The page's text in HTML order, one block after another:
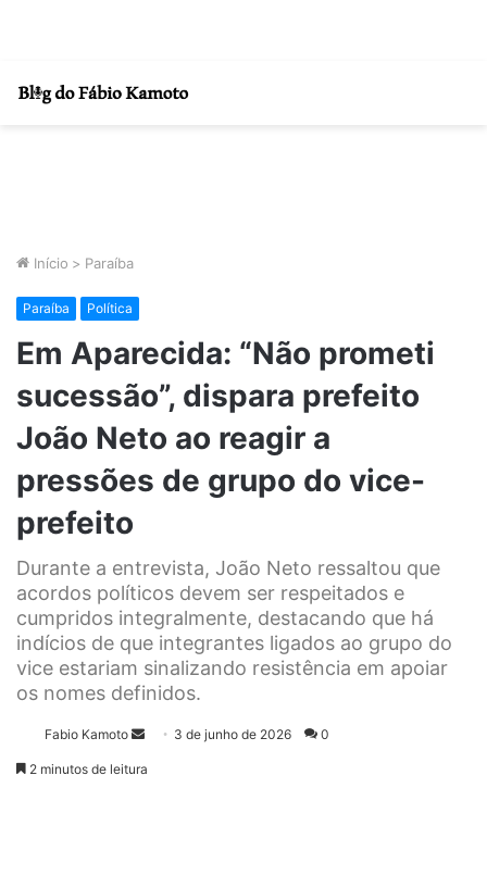
Início > Paraíba
Paraíba Política
Em Aparecida: “Não prometi
sucessão”, dispara prefeito
João Neto ao reagir a
pressões de grupo do vice-
prefeito
Durante a entrevista, João Neto ressaltou que
acordos políticos devem ser respeitados e
cumpridos integralmente, destacando que há
indícios de que integrantes ligados ao grupo do
vice estariam sinalizando resistência em apoiar
os nomes definidos.
Fabio Kamoto 3 de junho de 2026 0
2 minutos de leitura